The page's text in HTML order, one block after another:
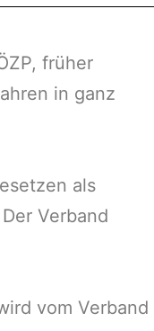
früher
in ganz
als
Verband
vom Verband